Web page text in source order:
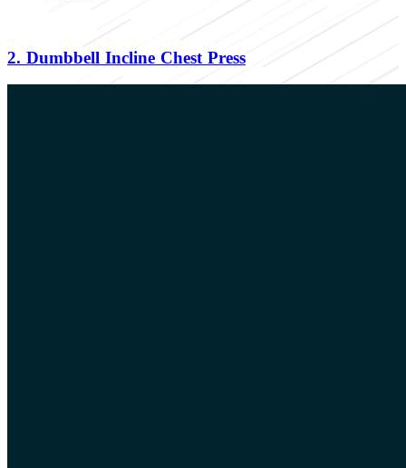
2. Dumbbell Incline Chest Press